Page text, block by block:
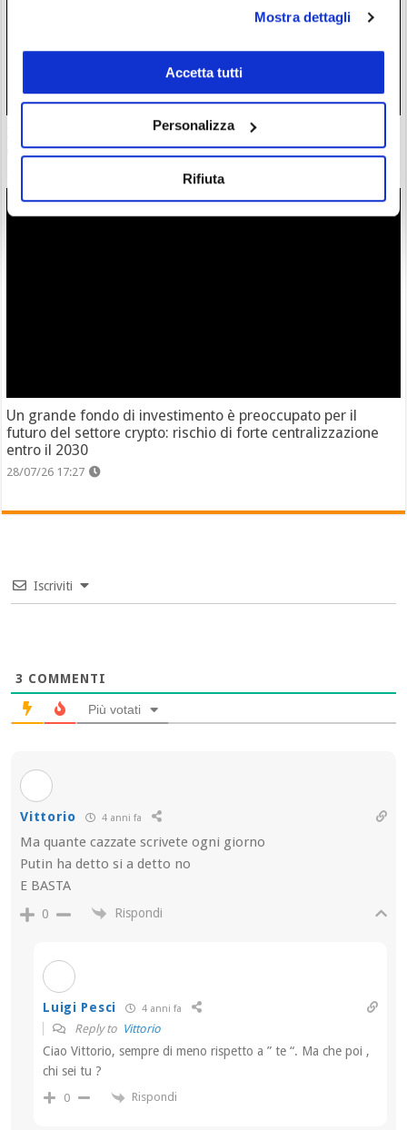
Mostra dettagli
Accetta tutti
Personalizza
Rifiuta
Zcash completa l’atteso aggiornamento Ironwood: la supply
di $ZEC è ora verificata
Un grande fondo di investimento è preoccupato per il
futuro del settore crypto: rischio di forte centralizzazione
entro il 2030
28/07/26 17:27
Iscriviti
3 COMMENTI
Più votati
Vittorio 4 anni fa
Ma quante cazzate scrivete ogni giorno
Putin ha detto si a detto no
E BASTA
0 Rispondi
Luigi Pesci 4 anni fa
Reply to Vittorio
Ciao Vittorio, sempre di meno rispetto a ” te “. Ma che poi ,
chi sei tu ?
0 Rispondi